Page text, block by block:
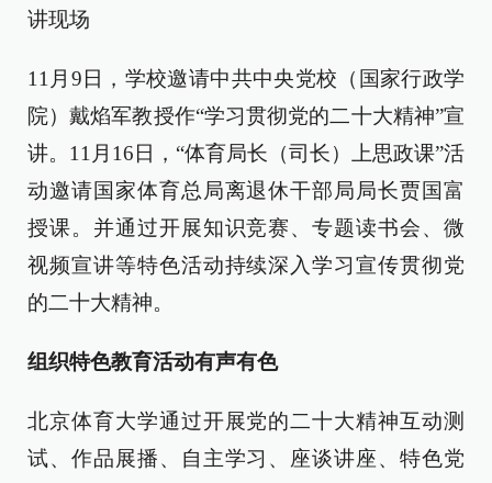
讲现场
11月9日，学校邀请中共中央党校（国家行政学
院）戴焰军教授作“学习贯彻党的二十大精神”宣
讲。11月16日，“体育局长（司长）上思政课”活
动邀请国家体育总局离退休干部局局长贾国富
授课。并通过开展知识竞赛、专题读书会、微
视频宣讲等特色活动持续深入学习宣传贯彻党
的二十大精神。
组织特色教育活动有声有色
北京体育大学通过开展党的二十大精神互动测
试、作品展播、自主学习、座谈讲座、特色党